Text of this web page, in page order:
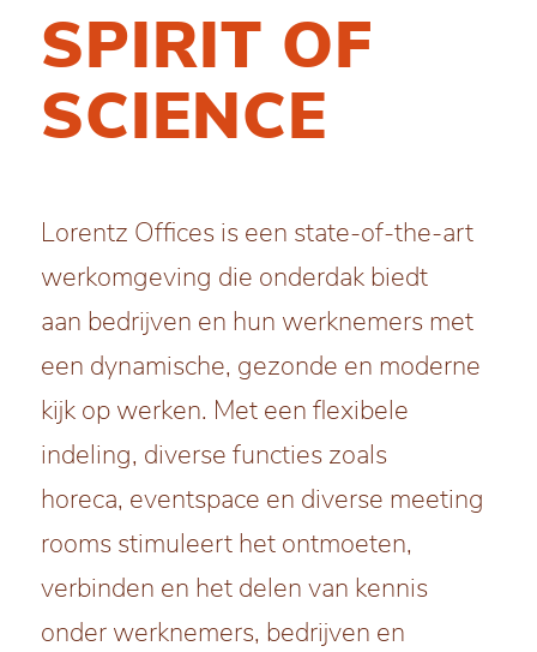
SPIRIT OF
SCIENCE
Lorentz Offices is een state-of-the-art
werkomgeving die onderdak biedt
aan bedrijven en hun werknemers met
een dynamische, gezonde en moderne
kijk op werken. Met een flexibele
indeling, diverse functies zoals
horeca, eventspace en diverse meeting
rooms stimuleert het ontmoeten,
verbinden en het delen van kennis
onder werknemers, bedrijven en